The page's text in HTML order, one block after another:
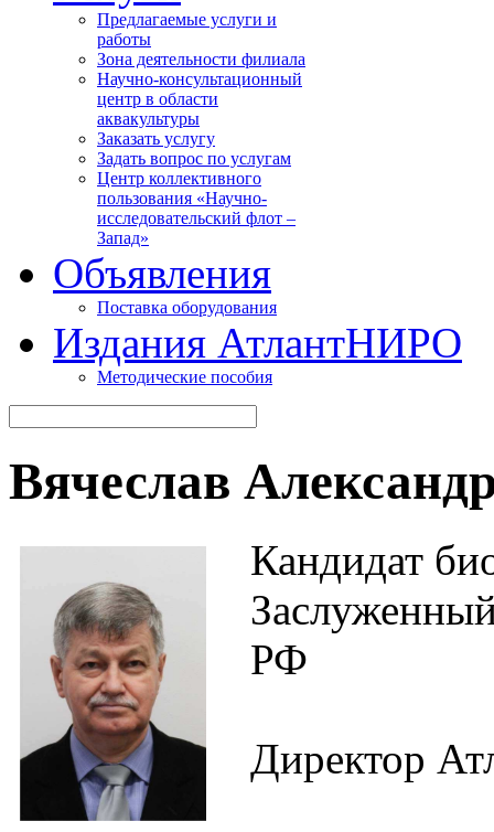
Предлагаемые услуги и
работы
Зона деятельности филиала
Научно-консультационный
центр в области
аквакультуры
Заказать услугу
Задать вопрос по услугам
Центр коллективного
пользования «Научно-
исследовательский флот –
Запад»
Объявления
Поставка оборудования
Издания АтлантНИРО
Методические пособия
Вячеслав
Кандидат
РФ
Директор